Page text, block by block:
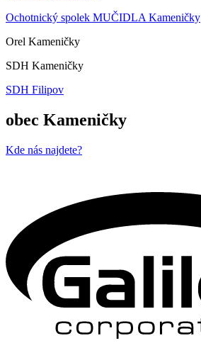
Ochotnický spolek MUČIDLA Kameničky
Orel Kameničky
SDH Kameničky
SDH Filipov
obec Kameničky
Kde nás najdete?